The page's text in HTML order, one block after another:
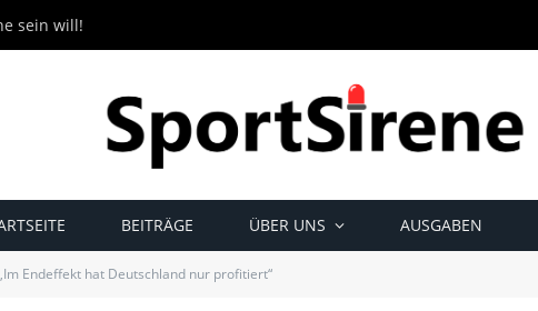
sein will!
BEITRÄGE ÜBER UNS AUSGABEN
Endeffekt hat Deutschland nur profitiert“